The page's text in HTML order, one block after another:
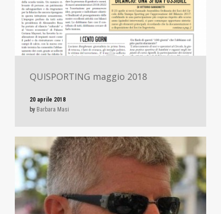
QUISPORTING maggio 2018
20 aprile 2018
by Barbara Masi